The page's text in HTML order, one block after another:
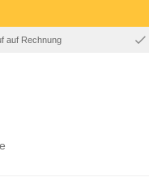
auf Rechnung